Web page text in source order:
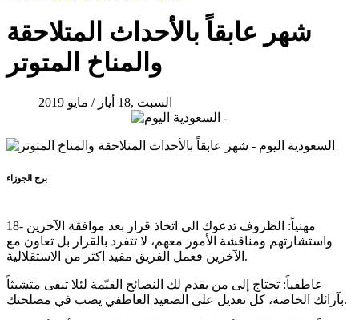
شهر عابقاً بالأحداث المتلاحقة
والمناخ المتوتر
السبت ,18 أيار / مايو 2019
برج الجوزاء
18- مهنياً: الظروف تدعوك الى اتخاذ قرار بعد موافقة الآخرين
واستشارتهم ومناقشة الأمور معهم، لا تتفرد بالقرار بل تعاون مع
الآخرين فعمل الفريق مفيد اكثر من الاستقلالية.
عاطفياً: تحتاج إلى من يقدم لك النصائح القيّمة لئلا تبقى متشبثاً
بآرائك الخاصة، كل تعديل على الصعيد العاطفي يصب في مصلحتك.